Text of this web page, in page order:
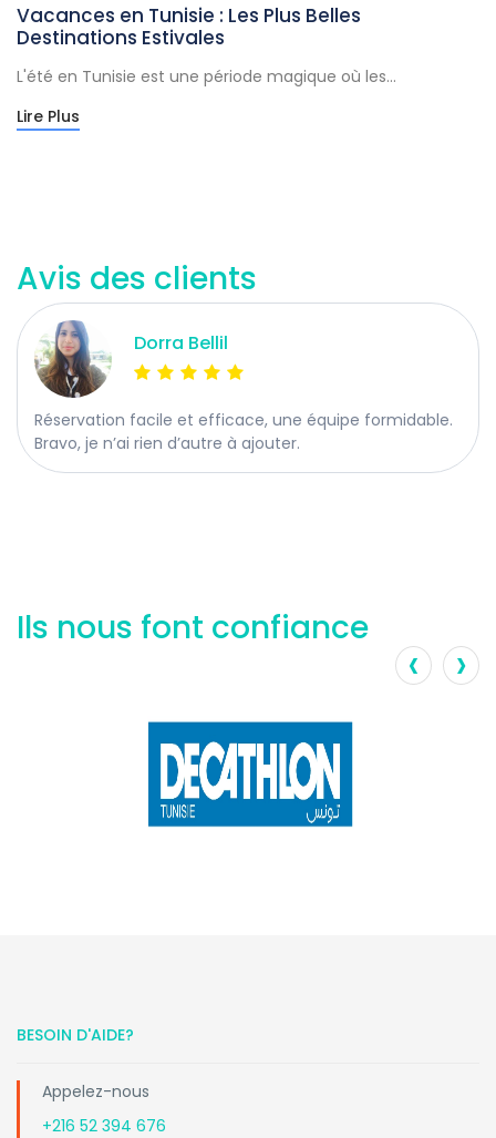
Vacances en Tunisie : Les Plus Belles
Destinations Estivales
L'été en Tunisie est une période magique où les...
Lire Plus
Avis des clients
Dorra Bellil
Réservation facile et efficace, une équipe formidable.
Bravo, je n’ai rien d’autre à ajouter.
Ils nous font confiance
‹ ›
BESOIN D'AIDE?
Appelez-nous
+216 52 394 676